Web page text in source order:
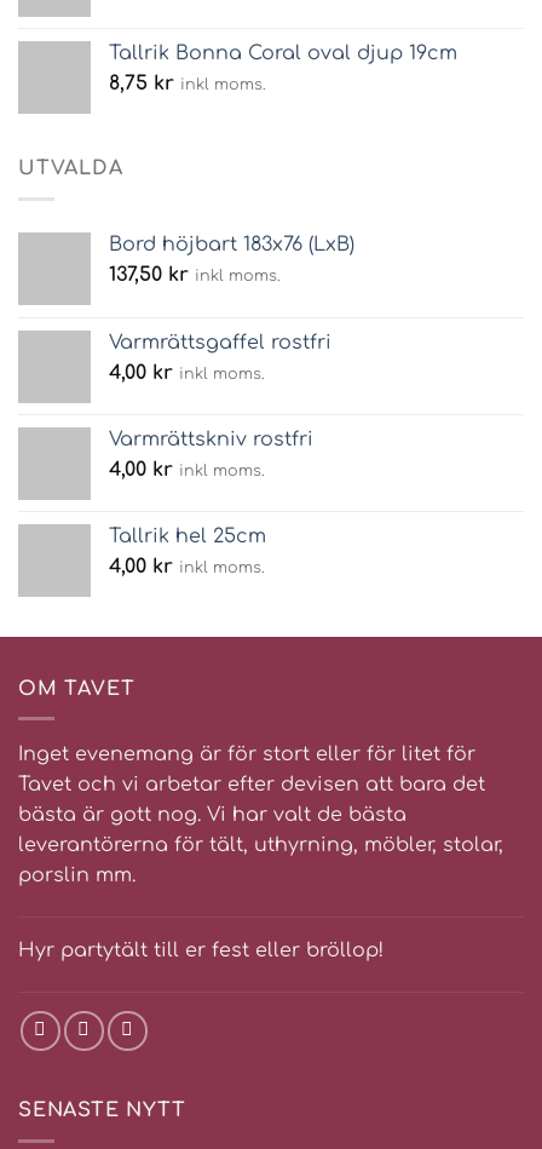
Tallrik Bonna Coral oval djup 19cm
8,75 kr inkl moms.
UTVALDA
Bord höjbart 183x76 (LxB)
137,50 kr inkl moms.
Varmrättsgaffel rostfri
4,00 kr inkl moms.
Varmrättskniv rostfri
4,00 kr inkl moms.
Tallrik hel 25cm
4,00 kr inkl moms.
OM TAVET
Inget evenemang är för stort eller för litet för
Tavet och vi arbetar efter devisen att bara det
bästa är gott nog. Vi har valt de bästa
leverantörerna för tält, uthyrning, möbler, stolar,
porslin mm.
Hyr partytält till er fest eller bröllop!
SENASTE NYTT